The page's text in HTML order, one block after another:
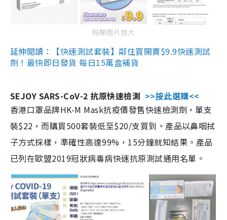
點擊圖片放大
延伸閱讀：【快速測試套裝】鄰住買開賣$9.9快速測試
劑！最快即日發貨 每日15萬盒補貨
SEJOY SARS-CoV-2 抗原快速檢測 >>按此選購<<
香港口罩品牌HK-M Mask抗疫價發售快速檢測劑，單支
裝$22，而購買500套裝低至$20/支買到。產品以鼻咽拭
子方式採樣，準確性高達99%，15分鐘就知結果。產品
已列在歐盟2019冠狀病毒病快速抗原測試通用名單。